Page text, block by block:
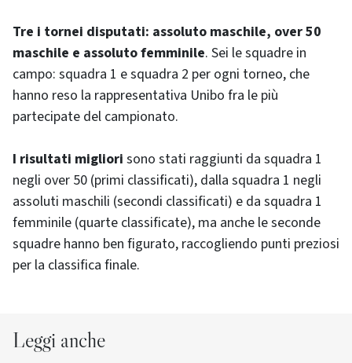
Tre i tornei disputati: assoluto maschile, over 50
maschile e assoluto femminile. Sei le squadre in
campo: squadra 1 e squadra 2 per ogni torneo, che
hanno reso la rappresentativa Unibo fra le più
partecipate del campionato.
I risultati migliori sono stati raggiunti da squadra 1
negli over 50 (primi classificati), dalla squadra 1 negli
assoluti maschili (secondi classificati) e da squadra 1
femminile (quarte classificate), ma anche le seconde
squadre hanno ben figurato, raccogliendo punti preziosi
per la classifica finale.
Leggi anche